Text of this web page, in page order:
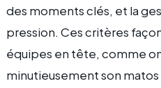
des moments clés, et la
pression. Ces critères
équipes en tête, comme
minutieusement son matos